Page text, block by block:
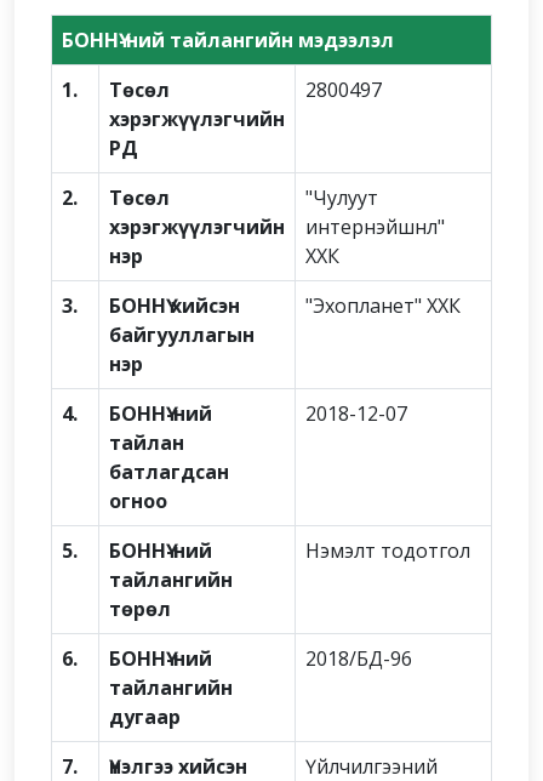
БОННҮ-ний тайлангийн мэдээлэл
1.
Төсөл
хэрэгжүүлэгчийн
РД
2800497
2.
Төсөл
хэрэгжүүлэгчийн
нэр
"Чулуут
интернэйшнл"
ХХК
3.
БОННҮ хийсэн
байгууллагын
нэр
"Эхопланет" ХХК
4.
БОННҮ-ний
тайлан
батлагдсан
огноо
2018-12-07
5.
БОННҮ-ний
тайлангийн
төрөл
Нэмэлт тодотгол
6.
БОННҮ-ний
тайлангийн
дугаар
2018/БД-96
7.
Үнэлгээ хийсэн
Үйлчилгээний